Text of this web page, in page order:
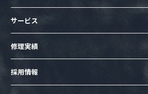
サービス
修理実績
採用情報